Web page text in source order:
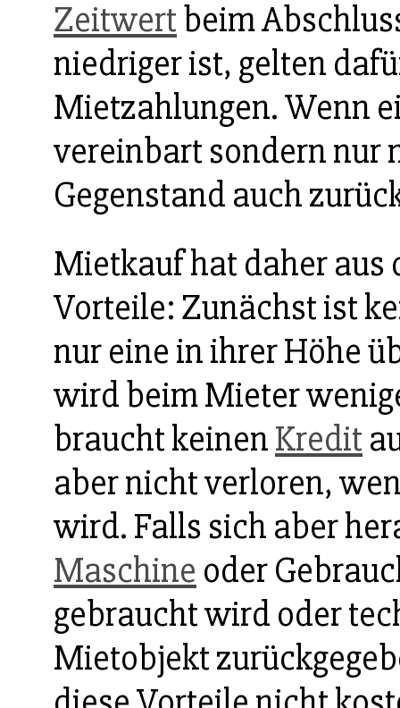
Zeitwertbeim
niedriger ist, gelten
Mietzahlungen. Wenn
vereinbart sondern nur
Gegenstand auch
Mietkauf hat daher aus
Vorteile: Zunächst ist
nur eine in ihrer Höhe
wird beim Mieter
braucht keinenKredit
aber nicht verloren,
wird. Falls sich aber
Maschine oder
gebraucht wird oder
Mietobjekt